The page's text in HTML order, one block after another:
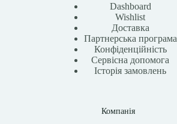
Dashboard
Wishlist
Доставка
Партнерська програма
Конфіденційність
Сервісна допомога
Історія замовлень
Компанія